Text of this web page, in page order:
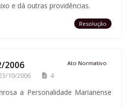
e dá outras providências.
Resolução
2006 Ato Normativo
10/2006 4
a Personalidade Marianense